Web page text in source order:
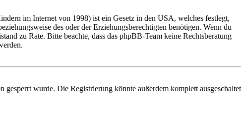
im Internet von 1998) ist ein Gesetz in den USA, welches festlegt,
des oder der Erziehungsberechtigten benötigen. Wenn du
zu Rate. Bitte beachte, dass das phpBB-Team keine Rechtsberatung
wurde. Die Registrierung könnte außerdem komplett ausgeschaltet